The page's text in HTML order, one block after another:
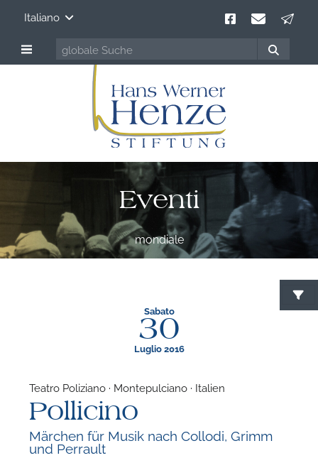
Italiano
Eventi
mondiale
Sabato
30
Luglio 2016
Teatro Poliziano · Montepulciano · Italien
Pollicino
Märchen für Musik nach Collodi, Grimm
und Perrault